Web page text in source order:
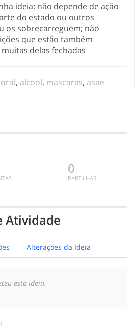
ideia: não depende de ação
do estado ou outros
os sobrecarreguem; não
que estão também
delas fechadas
, alcool, mascaras, asae
0
PARTILHAS
Atividade
Alterações da Ideia
esta ideia.